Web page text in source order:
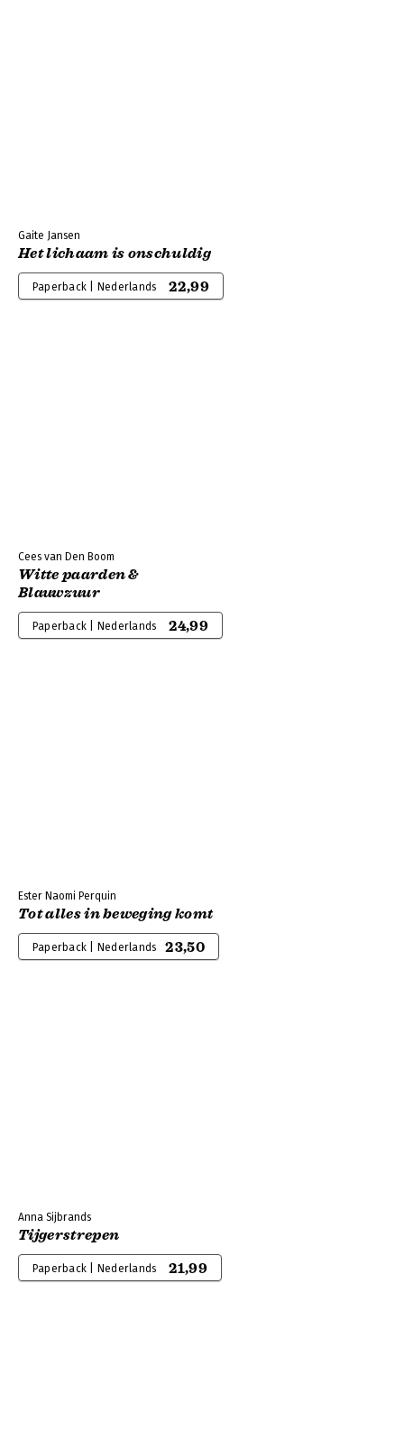
Gaite Jansen
Het lichaam is onschuldig
Paperback | Nederlands 22,99
Cees van Den Boom
Witte paarden &
Blauwzuur
Paperback | Nederlands 24,99
Ester Naomi Perquin
Tot alles in beweging komt
Paperback | Nederlands 23,50
Anna Sijbrands
Tijgerstrepen
Paperback | Nederlands 21,99